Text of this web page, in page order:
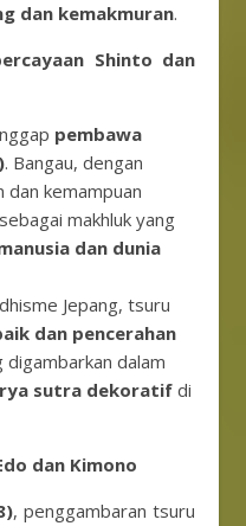
dan kemakmuran.
Shinto dan
pembawa
. Bangau, dengan
dan kemampuan
makhluk yang
dan dunia
Jepang, tsuru
dan pencerahan
digambarkan dalam
sutra dekoratif di
dan Kimono
, penggambaran tsuru